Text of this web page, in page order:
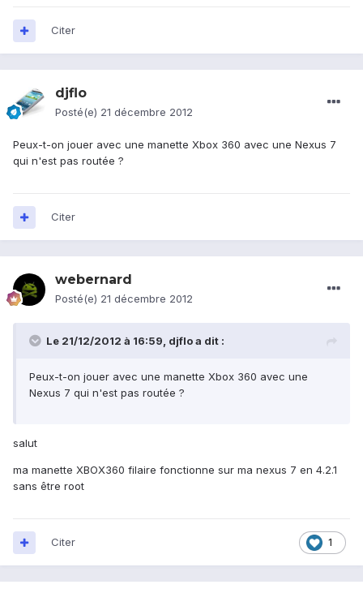
Citer
djflo
Posté(e) 21 décembre 2012
Peux-t-on jouer avec une manette Xbox 360 avec une Nexus 7
qui n'est pas routée ?
Citer
webernard
Posté(e) 21 décembre 2012
Le 21/12/2012 à 16:59, djflo a dit :
Peux-t-on jouer avec une manette Xbox 360 avec une
Nexus 7 qui n'est pas routée ?
salut
ma manette XBOX360 filaire fonctionne sur ma nexus 7 en 4.2.1
sans être root
1
Citer